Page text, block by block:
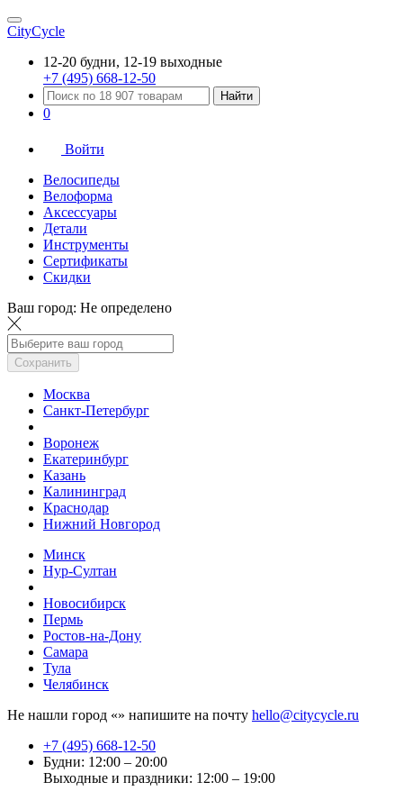
CityCycle
12-20 будни, 12-19 выходные
+7 (495) 668-12-50
Найти
0
Войти
Велосипеды
Велоформа
Аксессуары
Детали
Инструменты
Сертификаты
Скидки
Ваш город: Не определено
Сохранить
Москва
Санкт-Петербург
Воронеж
Екатеринбург
Казань
Калининград
Краснодар
Нижний Новгород
Минск
Нур-Султан
Новосибирск
Пермь
Ростов-на-Дону
Самара
Тула
Челябинск
Не нашли город «» напишите на почту hello@citycycle.ru
+7 (495) 668-12-50
Будни: 12:00 – 20:00
Выходные и праздники: 12:00 – 19:00